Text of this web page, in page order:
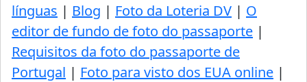
línguas | Blog | Foto da Loteria DV | O
editor de fundo de foto do passaporte |
Requisitos da foto do passaporte de
Portugal | Foto para visto dos EUA online |